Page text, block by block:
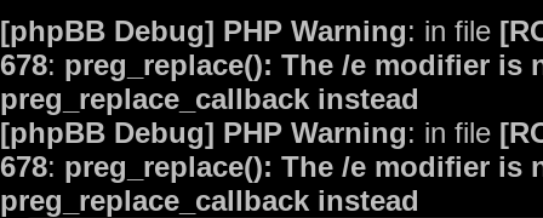
[phpBB Debug] PHP Warning: in file
678: preg_replace(): The /e modifier is
preg_replace_callback instead
[phpBB Debug] PHP Warning: in file
678: preg_replace(): The /e modifier is
preg_replace_callback instead